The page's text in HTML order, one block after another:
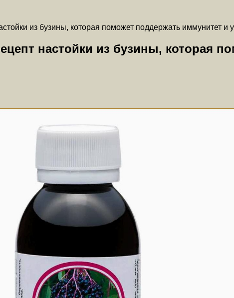
из бузины, которая поможет поддержать иммунитет и
настойки из бузины, которая